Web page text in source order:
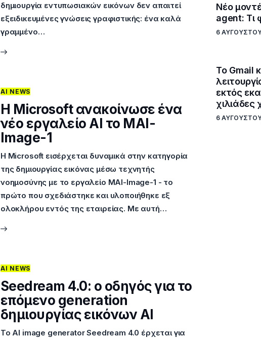
δημιουργία εντυπωσιακών εικόνων δεν απαιτεί
εξειδικευμένες γνώσεις γραφιστικής: ένα καλά
γραμμένο…
AI NEWS
Η Microsoft ανακοίνωσε ένα
νέο εργαλείο AI το MAI-
Image-1
Η Microsoft εισέρχεται δυναμικά στην κατηγορία
της δημιουργίας εικόνας μέσω τεχνητής
νοημοσύνης με το εργαλείο MAI-Image-1 - το
πρώτο που σχεδιάστηκε και υλοποιήθηκε εξ
ολοκλήρου εντός της εταιρείας. Με αυτή…
AI NEWS
Seedream 4.0: ο οδηγός για το
επόμενο generation
δημιουργίας εικόνων AI
Το AI image generator Seedream 4.0 έρχεται για
Νέο
agent: Τι
6
Το Gmail
εκτός
χιλιάδες
6